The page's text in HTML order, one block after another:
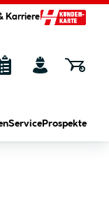
Karriere
Service Prospekte